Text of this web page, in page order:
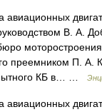
В. А.
преемником П. А.
КБ в… …